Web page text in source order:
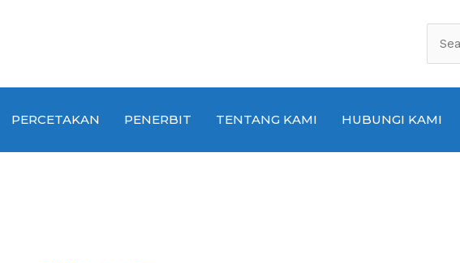
untuk:
PERCETAKAN PENERBIT TENTANG KAMI HUBUNGI KAMI